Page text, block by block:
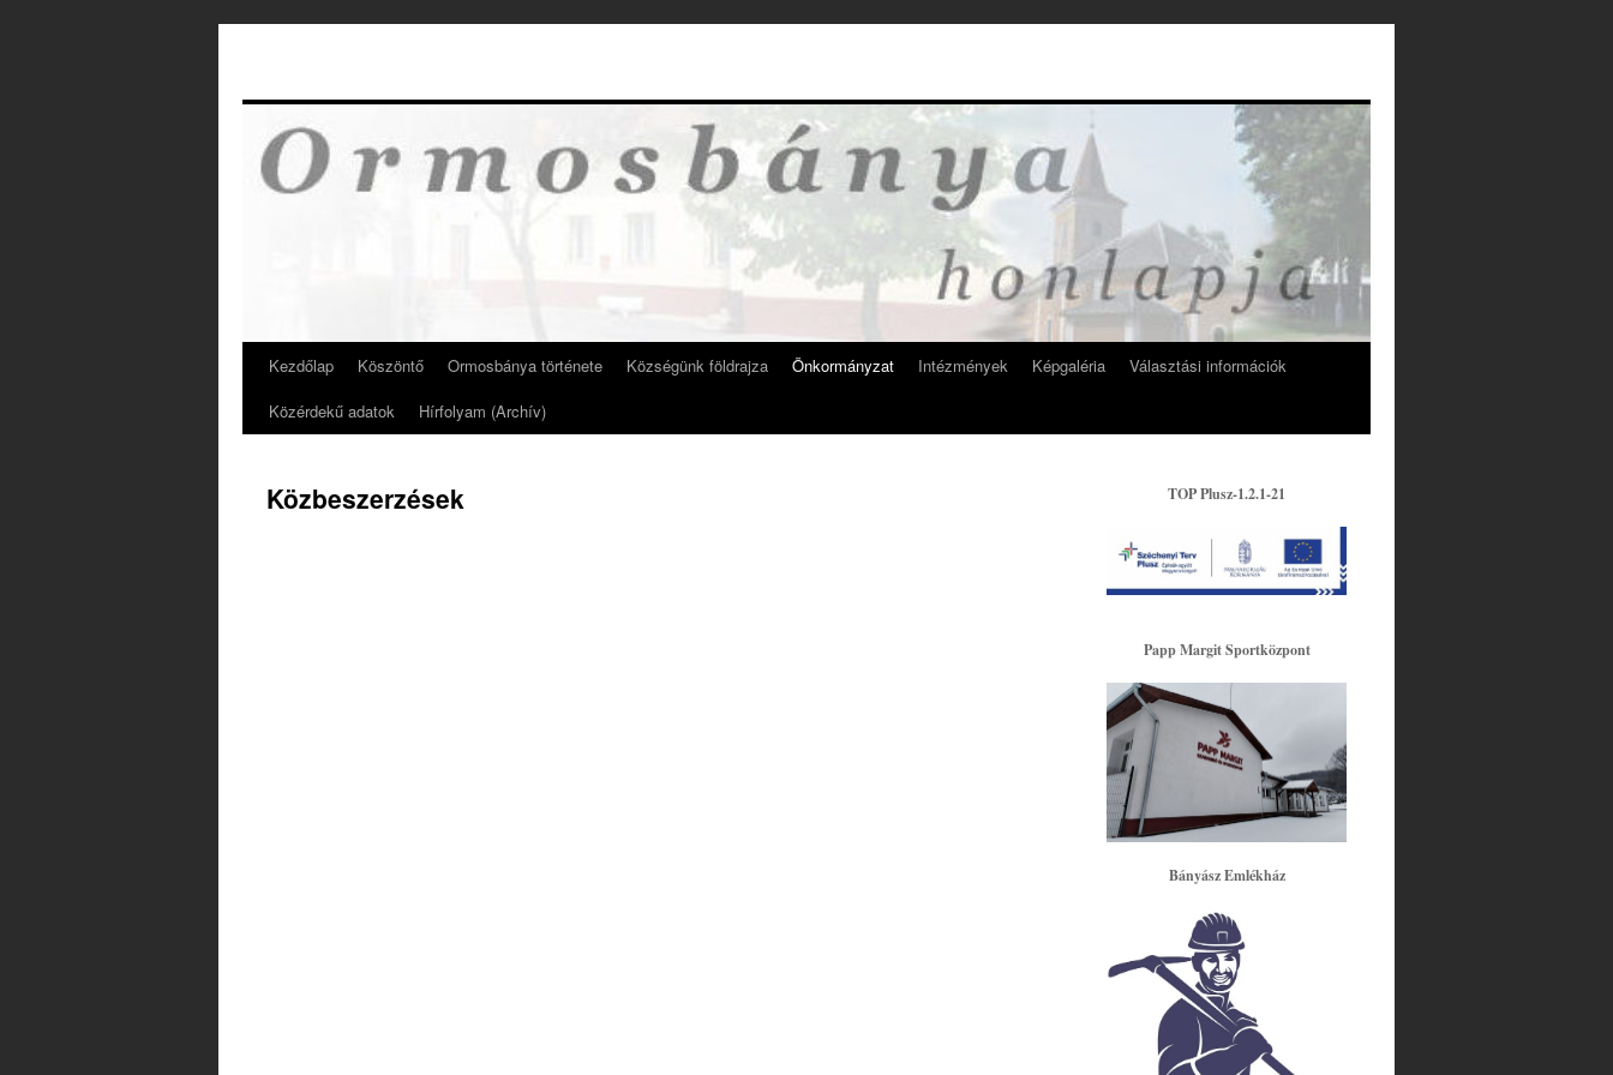
Kezdőlap Köszöntő Ormosbánya története Községünk földrajza Önkormányzat Intézmények Képgaléria
Választási információk
Közérdekű adatok
Hírfolyam (Archív)
Közbeszerzések TOP Plusz-1.2.1-21
Papp Margit Sportközpont
Bányász Emlékház